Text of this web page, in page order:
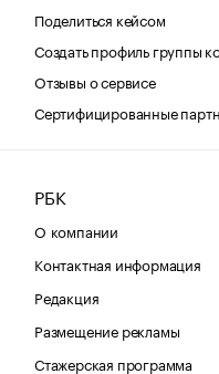
Поделиться кейсом
Создать профиль группы
Отзывы о сервисе
Сертифицированные
РБК
О компании
Контактная информация
Редакция
Размещение рекламы
Стажерская программа